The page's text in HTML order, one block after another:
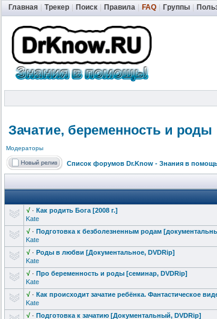
Главная Трекер Поиск Правила FAQ Группы
Зачатие, беременность и роды
Модераторы
Список форумов Dr.Know - Знания в
√ · Как родить Бога [2008 г.]
Kate
√ · Подготовка к безболезненным родам [документальн
Kate
√ · Роды в любви [Документальное, DVDRip]
Kate
√ · Про беременность и роды [семинар, DVDRip]
Kate
√ · Как происходит зачатие ребёнка. Фантастическое
Kate
√ · Подготовка к зачатию [Документальный, DVDRip]